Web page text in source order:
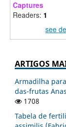
Captures
Readers: 1
see
ARTIGOS
Armadilha
das-frutas
1708
Tabela de